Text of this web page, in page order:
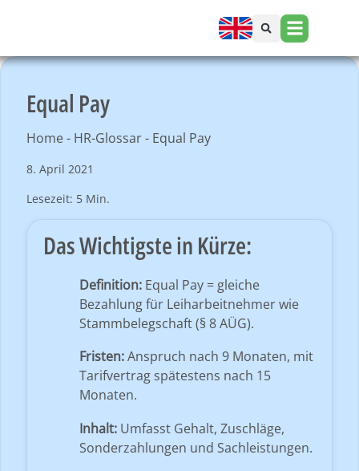
Equal Pay
Home- HR-Glossar- Equal Pay
8. April 2021
Lesezeit: 5 Min.
Das Wichtigste in Kürze:
Definition:Equal Pay = gleiche
Bezahlung für Leiharbeitnehmer wie
Stammbelegschaft (§ 8 AÜG).
Fristen:Anspruch nach 9 Monaten, mit
Tarifvertrag spätestens nach 15
Monaten.
Inhalt:Umfasst Gehalt, Zuschläge,
Sonderzahlungen und Sachleistungen.